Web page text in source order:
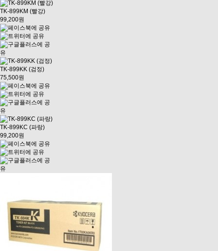
TK-899KM (빨강)
99,200원
TK-899KK (검정)
75,500원
TK-899KC (파랑)
99,200원